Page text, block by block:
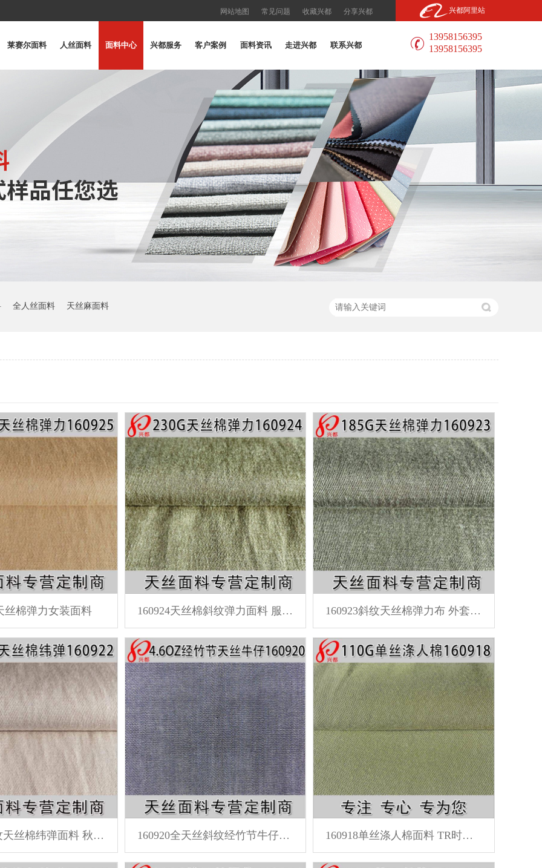
兴都阿里站
网站地图 常见问题 收藏兴都 分享兴都
莱赛尔面料 人丝面料 面料中心 兴都服务 客户案例 面料资讯 走进兴都 联系兴都
13958156395
13958156395
全人丝面料 天丝麻面料
丝棉弹力女装面料 160924天丝棉斜纹弹力面料 服装面料 160923斜纹天丝棉弹力布 外套休闲服装
160922斜纹天丝棉纬弹面料 秋冬天丝外套风衣面料 160920全天丝斜纹经竹节牛仔面料 160918单丝涤人棉面料 TR时装休闲服衬衫面料